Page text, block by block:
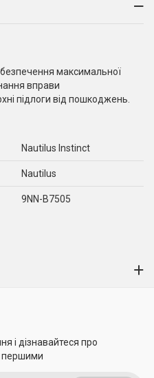
максимальної
вправи
підлоги від пошкоджень.
Nautilus Instinct
Nautilus
9NN-B7505
і дізнавайтеся про
першими